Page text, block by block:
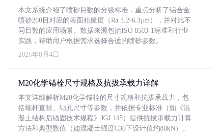
本文系统介绍了喷砂目数的分级标准，重点分析了铝合金
喷砂200目对应的表面粗糙度（Ra 3.2-6.3μm），并对比不
同目数的应用场景。数据来源包括ISO 8503-1标准和行业
实践，帮助用户根据需求选择合适的喷砂参数。
2026年8月4日
M20化学锚栓尺寸规格及抗拔承载力详解
本文详细解析M20化学锚栓的尺寸规格和抗拔承载力，包
括螺杆直径、钻孔尺寸等参数，并依据专业标准（如《混
凝土结构后锚固技术规程》JGJ 145）提供抗拔承载力计算
方法和典型数值（如混凝土强度C30下设计值约80kN）。